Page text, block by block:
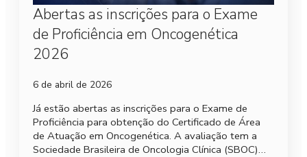
Abertas as inscrições para o Exame
de Proficiência em Oncogenética
2026
6 de abril de 2026
Já estão abertas as inscrições para o Exame de
Proficiência para obtenção do Certificado de Área
de Atuação em Oncogenética. A avaliação tem a
Sociedade Brasileira de Oncologia Clínica (SBOC)…